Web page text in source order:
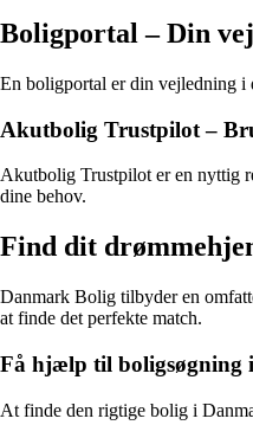
Boligportal – Din
En boligportal er din vejledning i
Akutbolig Trustpilot –
Akutbolig Trustpilot er en nyttig
dine behov.
Find dit
Danmark Bolig tilbyder en
at finde det perfekte match.
Få hjælp til boligsøgning
At finde den rigtige bolig i